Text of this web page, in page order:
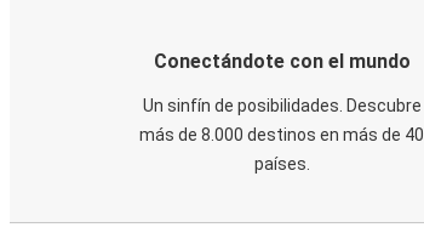
Conectándote con el mundo
Un sinfín de posibilidades. Descubre
más de 8.000 destinos en más de 40
países.